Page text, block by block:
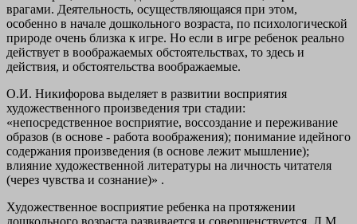
врагами. Деятельность, осуществляющаяся при этом,
особенно в начале дошкольного возраста, по психологической
природе очень близка к игре. Но если в игре ребенок реально
действует в воображаемых обстоятельствах, то здесь и
действия, и обстоятельства воображаемые.
О.И. Никифорова выделяет в развитии восприятия
художественного произведения три стадии:
«непосредственное восприятие, воссоздание и переживание
образов (в основе - работа воображения); понимание идейного
содержания произведения (в основе лежит мышление);
влияние художественной литературы на личность читателя
(через чувства и сознание)» .
Художественное восприятие ребенка на протяжении
дошкольного возраста развивается и совершенствуется. Л.М.